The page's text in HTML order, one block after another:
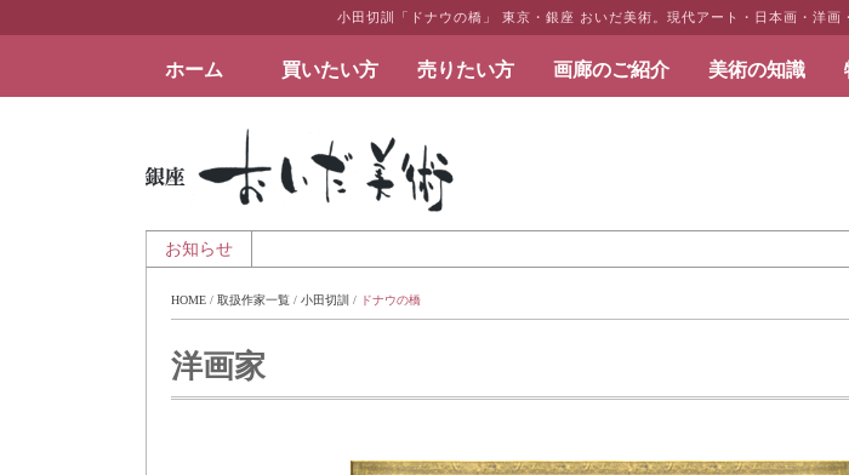
小田切訓「ドナウの橋」 東京・銀座 おいだ美術。現代アート・日本画・洋
ホーム 買いたい方 売りたい方 画廊のご紹介 美術の知識
絵画など美術品の販売と買取 | 東京・銀座 おいだ美術
お知らせ
2025年8
HOME / 取扱作家一覧 / 小田切訓 / ドナウの橋
洋画家